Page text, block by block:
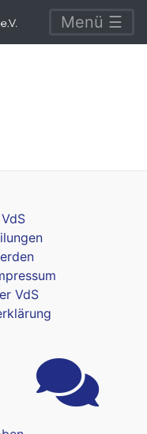
Menü ☰
VdS